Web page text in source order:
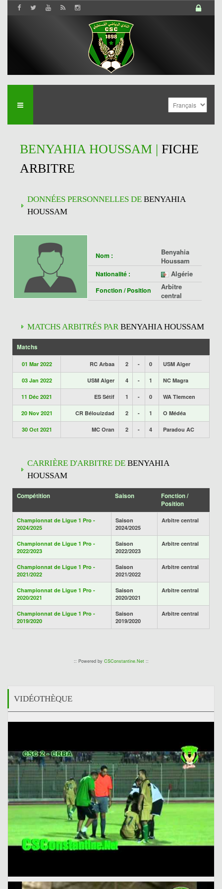
BENYAHIA HOUSSAM | FICHE
ARBITRE
DONNÉES PERSONNELLES DE BENYAHIA
HOUSSAM
Nom :
Benyahia
Houssam
Nationalité : Algérie
Fonction / Position
Arbitre
central
MATCHS ARBITRÉS PARBENYAHIA HOUSSAM
Matchs
01 Mar 2022 RC Arbaa 2 - 0 USM Alger
03 Jan 2022 USM Alger 4 - 1 NC Magra
11 Déc 2021 ES Sétif 1 - 0 WA Tlemcen
20 Nov 2021 CR Bélouizdad 2 - 1 O Médéa
30 Oct 2021 MC Oran 2 - 4 Paradou AC
CARRIÈRE D'ARBITRE DE BENYAHIA
HOUSSAM
Compétition Saison
Fonction /
Position
Championnat de Ligue 1 Pro -
2024/2025
Saison
2024/2025
Arbitre central
Championnat de Ligue 1 Pro -
2022/2023
Saison
2022/2023
Arbitre central
Championnat de Ligue 1 Pro -
2021/2022
Saison
2021/2022
Arbitre central
Championnat de Ligue 1 Pro -
2020/2021
Saison
2020/2021
Arbitre central
Championnat de Ligue 1 Pro -
2019/2020
Saison
2019/2020
Arbitre central
:: Powered by CSConstantine.Net::
VIDÉOTHÈQUE